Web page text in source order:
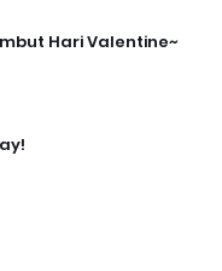
Hari Valentine~